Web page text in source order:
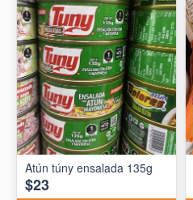
Atún túny ensalada 135g
$23